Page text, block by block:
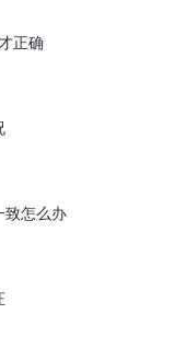
正确
致怎么办